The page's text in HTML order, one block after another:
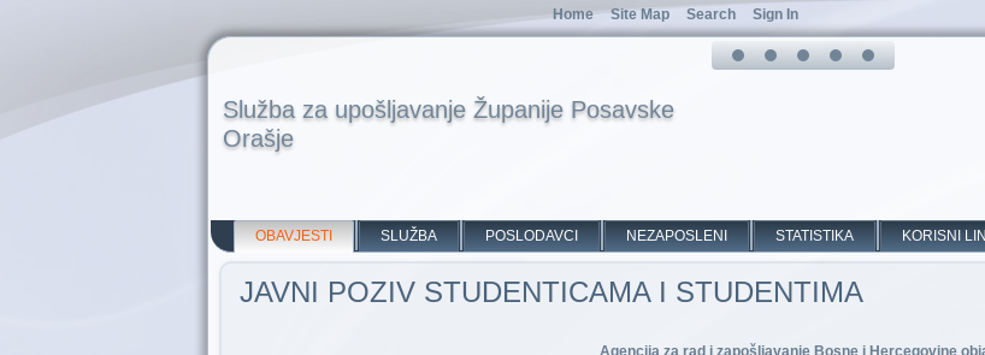
Služba za upošljavanje Županije Posavske
Orašje
OBAVJESTI SLUŽBA POSLODAVCI NEZAPOSLENI STATISTIKA KORISNI
JAVNI POZIV STUDENTICAMA I STUDENTIMA
Agencija za rad i zapošljavanje Bosne i Hercegovine
Home Site Map Search Sign In